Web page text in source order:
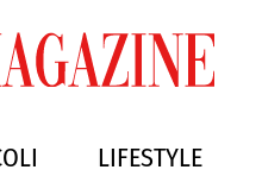
LIFESTYLE